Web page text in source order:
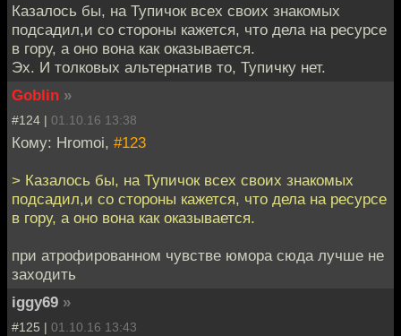
Казалось бы, на Тупичок всех своих знакомых
подсадил,и со стороны кажется, что дела на ресурсе
в гору, а оно вона как оказывается.
Эх. И толковых альтернатив то, Тупичку нет.
Goblin »
#124 | 01.10.16 13:38
Кому: Hromoi, #123
> Казалось бы, на Тупичок всех своих знакомых
подсадил,и со стороны кажется, что дела на ресурсе
в гору, а оно вона как оказывается.
при атрофированном чувстве юмора сюда лучше не
заходить
iggy69 »
#125 | 01.10.16 13:43